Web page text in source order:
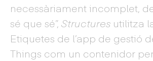
necessàriament incomplet,
sé que sé”, Structures utilitza
Etiquetes de l’app de gestió
Things com un contenidor